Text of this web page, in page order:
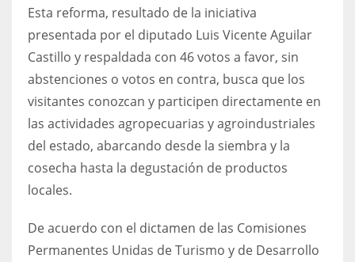
Esta reforma, resultado de la iniciativa
presentada por el diputado Luis Vicente Aguilar
Castillo y respaldada con 46 votos a favor, sin
abstenciones o votos en contra, busca que los
visitantes conozcan y participen directamente en
las actividades agropecuarias y agroindustriales
del estado, abarcando desde la siembra y la
cosecha hasta la degustación de productos
locales.
De acuerdo con el dictamen de las Comisiones
Permanentes Unidas de Turismo y de Desarrollo